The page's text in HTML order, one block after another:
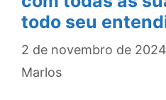
todo seu
2 de novembro de 2024
Marlos